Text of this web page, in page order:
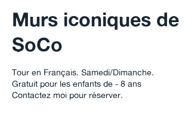
Murs iconiques de
SoCo
Tour en Français. Samedi/Dimanche.
Gratuit pour les enfants de - 8 ans
Contactez moi pour réserver.